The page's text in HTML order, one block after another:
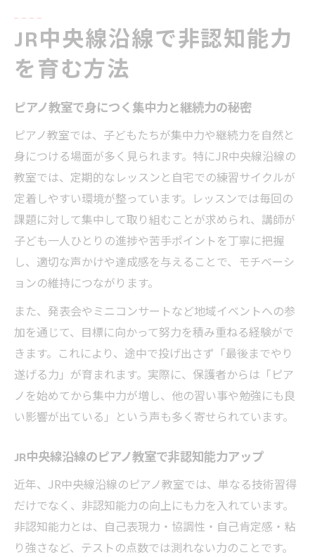
JR中央線沿線で非認知能力
を育む方法
ピアノ教室で身につく集中力と継続力の秘密
ピアノ教室では、子どもたちが集中力や継続力を自然と
身につける場面が多く見られます。特にJR中央線沿線の
教室では、定期的なレッスンと自宅での練習サイクルが
定着しやすい環境が整っています。レッスンでは毎回の
課題に対して集中して取り組むことが求められ、講師が
子ども一人ひとりの進捗や苦手ポイントを丁寧に把握
し、適切な声かけや達成感を与えることで、モチベーシ
ョンの維持につながります。
また、発表会やミニコンサートなど地域イベントへの参
加を通じて、目標に向かって努力を積み重ねる経験がで
きます。これにより、途中で投げ出さず「最後までやり
遂げる力」が育まれます。実際に、保護者からは「ピア
ノを始めてから集中力が増し、他の習い事や勉強にも良
い影響が出ている」という声も多く寄せられています。
JR中央線沿線のピアノ教室で非認知能力アップ
近年、JR中央線沿線のピアノ教室では、単なる技術習得
だけでなく、非認知能力の向上にも力を入れています。
非認知能力とは、自己表現力・協調性・自己肯定感・粘
り強さなど、テストの点数では測れない力のことです。